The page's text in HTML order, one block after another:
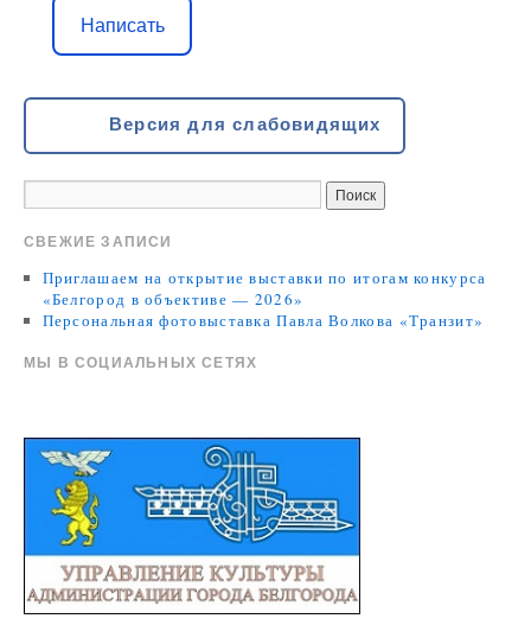
Написать
Версия для слабовидящих
СВЕЖИЕ ЗАПИСИ
Приглашаем на открытие выставки по итогам конкурса
«Белгород в объективе — 2026»
Персональная фотовыставка Павла Волкова «Транзит»
МЫ В СОЦИАЛЬНЫХ СЕТЯХ